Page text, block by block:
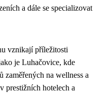
a dále se specializovat
vznikají příležitosti
je Luhačovice, kde
zaměřených na wellness a
prestižních hotelech a